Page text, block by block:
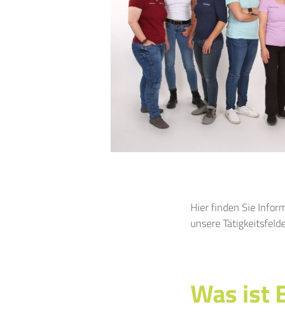
Hier finden Sie
unsere
Was ist